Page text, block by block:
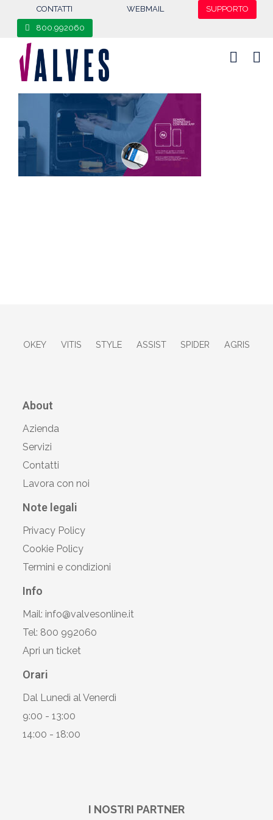
CONTATTI WEBMAIL SUPPORTO
800.992060
OKEY VITIS STYLE ASSIST SPIDER AGRIS
About
Azienda
Servizi
Contatti
Lavora con noi
Note legali
Privacy Policy
Cookie Policy
Termini e condizioni
Info
Mail: info@valvesonline.it
Tel: 800 992060
Apri un ticket
Orari
Dal Lunedì al Venerdì
9:00 - 13:00
14:00 - 18:00
I NOSTRI PARTNER